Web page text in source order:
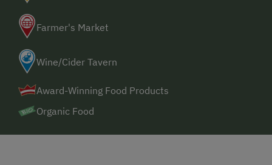
Farmer's Market
Wine/Cider Tavern
Award-Winning Food Products
Organic Food